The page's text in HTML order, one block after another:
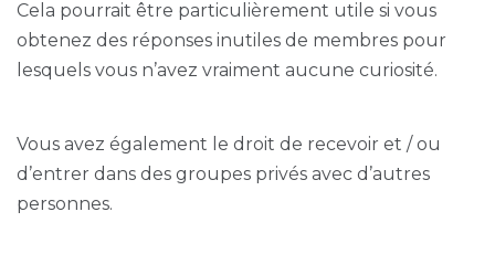
Cela pourrait être particulièrement utile si vous
obtenez des réponses inutiles de membres pour
lesquels vous n’avez vraiment aucune curiosité.
Vous avez également le droit de recevoir et / ou
d’entrer dans des groupes privés avec d’autres
personnes.